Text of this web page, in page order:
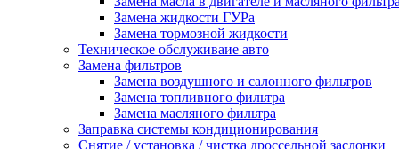
Замена жидкости ГУРа
Замена тормозной жидкости
Техническое обслуживаие авто
Замена фильтров
Замена воздушного и салонного фильтров
Замена топливного фильтра
Замена масляного фильтра
Заправка системы кондиционирования
Снятие / установка / чистка дроссельной заслонки